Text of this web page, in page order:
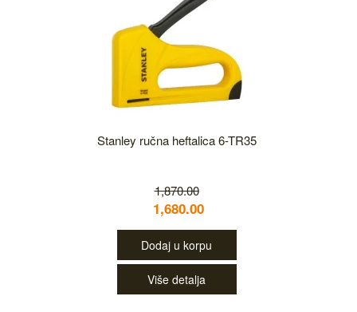
Stanley ručna heftalica 6-TR35
1,870.00
1,680.00
Dodaj u korpu
Više detalja